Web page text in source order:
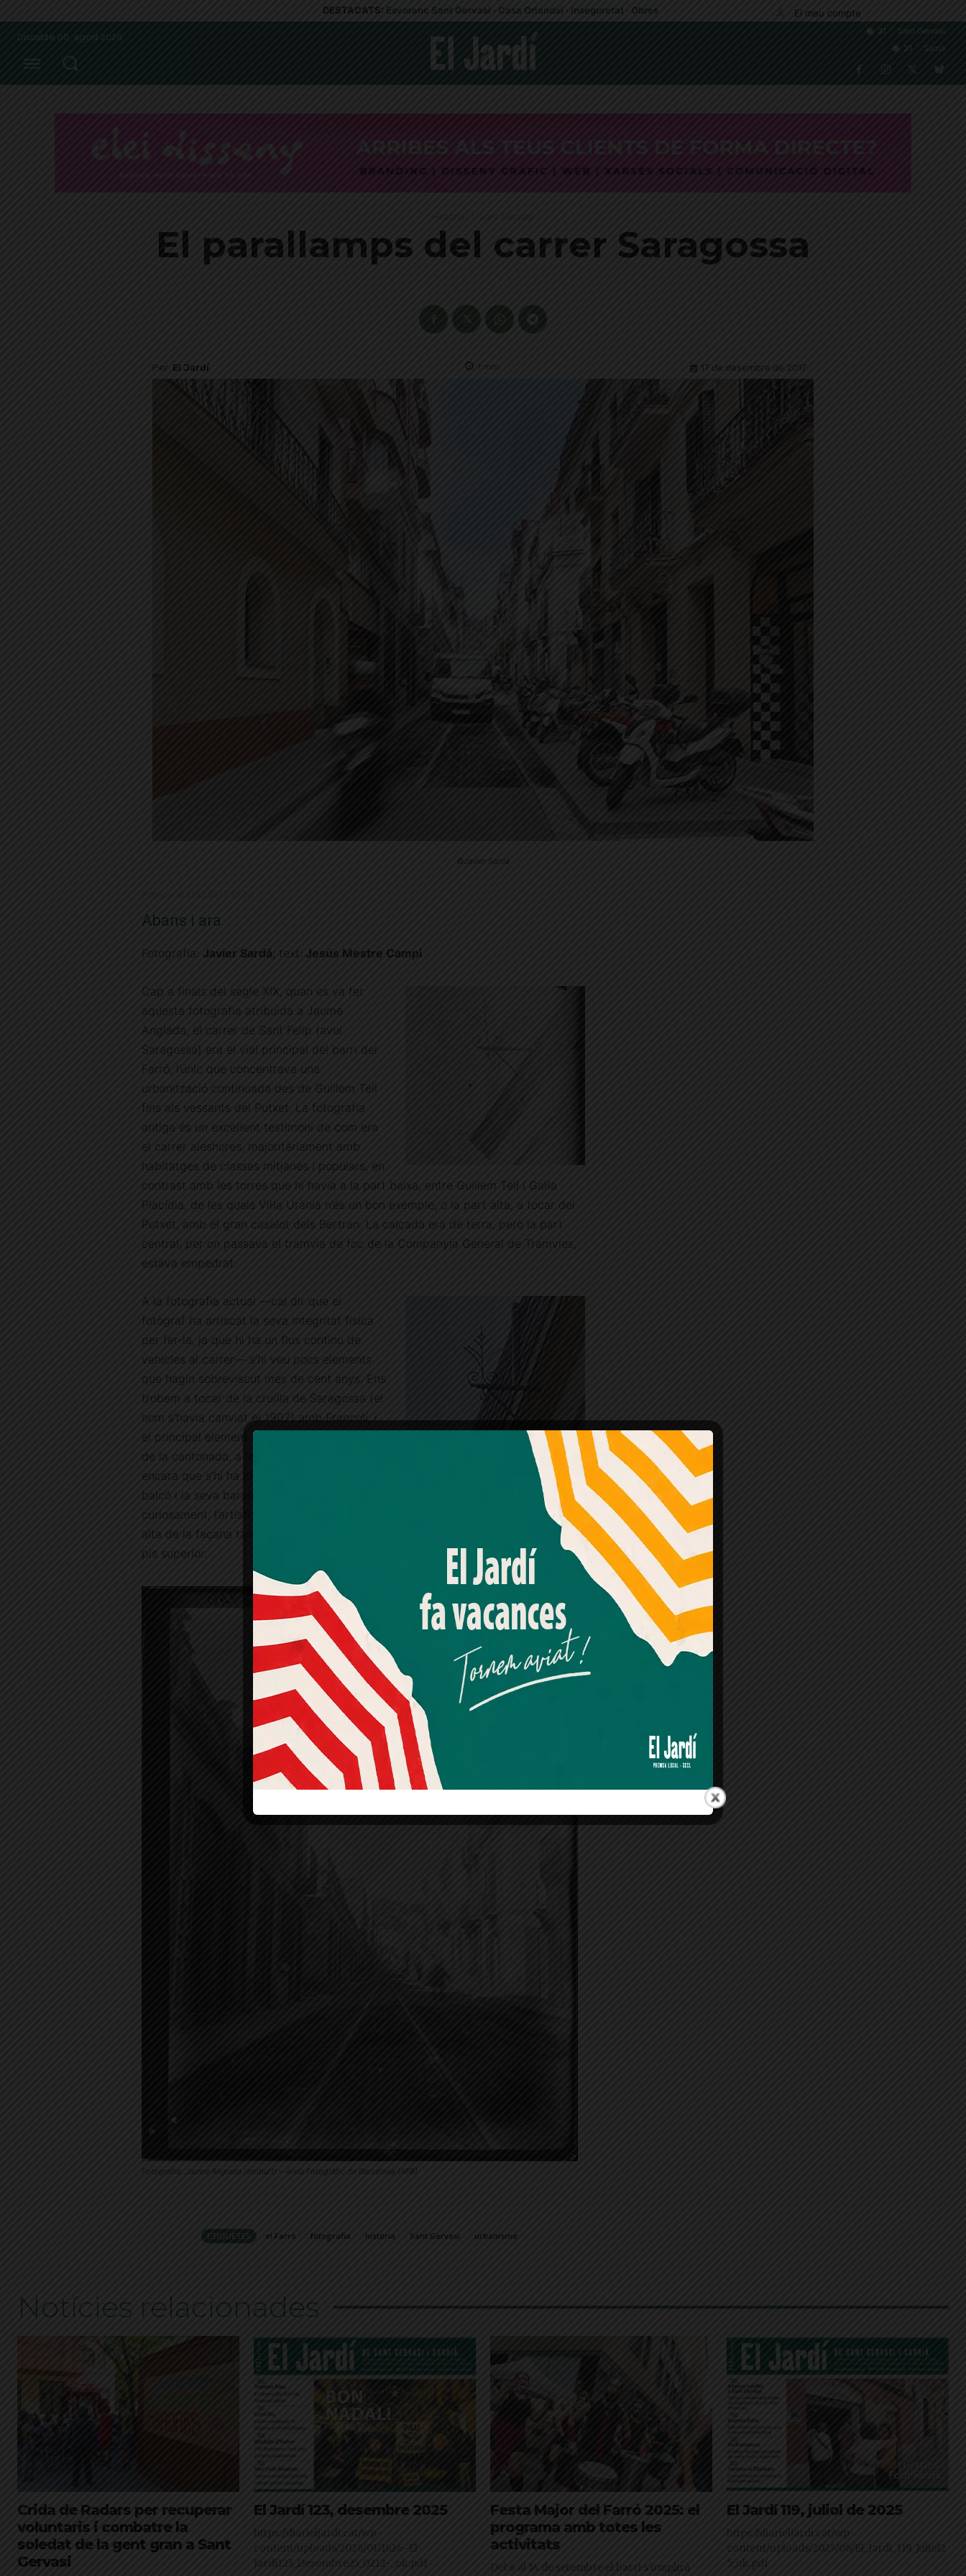
DESTACATS: Esvoranc Sant Gervasi · Casa Orlandai · Inseguretat · Obres El meu compte
Dissabte 08, agost 2026
31
Sant Gervasi
31
Sarrià
El parallamps del carrer Saragossa
Per El Jardí 1 min. 17 de desembre de 2017
©Javier Sardá
Abans i ara
Fotografia: Javier Sardá; text: Jesús Mestre Campi
Cap a finals del segle XIX, quan es va fer
aquesta fotografia atribuïda a Jaume
Anglada, el carrer de Sant Felip (avui
Saragossa) era el vial principal del barri del
Farró, l’únic que concentrava una
urbanització continuada des de Guillem Tell
fins als vessants del Putxet. La fotografia
antiga és un excel·lent testimoni de com era
el carrer aleshores, majoritàriament amb
habitatges de classes mitjanes i populars, en
contrast amb les torres que hi havia a la part baixa, entre Guillem Tell i Gal·la
Placídia, de les quals Vil·la Urània n’és un bon exemple, o la part alta, a tocar del
Putxet, amb el gran casalot dels Bertran. La calçada era de terra, però la part
central, per on passava el tramvia de foc de la Companyia General de Tramvies,
estava empedrat.
objecte de ferro situat a la façana d’una casa,
segurament un parallamps, és un element de
continuïtat que han captat les dues fotografies.
A la fotografia actual —cal dir que el
fotògraf ha arriscat la seva integritat física
per fer-la, ja que hi ha un flux continu de
vehicles al carrer— s’hi veu pocs elements
que hagin sobreviscut més de cent anys. Ens
trobem a tocar de la cruïlla de Saragossa (el
nom s’havia canviat el 1907) amb Francolí, i
el principal element de continuïtat és la casa
de la cantonada, a la dreta i costat de mar,
encara que s’hi ha afegit un pis. Així i tot, el
balcó i la seva barana són els mateixos i,
curiosament, l’artístic parallamps de la part
alta de la façana també es manté, però ara al
pis superior.
Fotografia: Jaume Anglada (atribuït) – Arxiu Fotogràfic de Barcelona (AFB)
ETIQUETES el Farró fotografia història Sant Gervasi urbanisme
Notícies relacionades
Crida de Radars per recuperar
voluntaris i combatre la
soledat de la gent gran a Sant
Gervasi
El Jardí 123, desembre 2025
https://diarieljardi.cat/wp-
content/uploads/2026/01/1626-El-
Jardi123_Desembre25_0212-_ok.pdf
Festa Major del Farró 2025: el
programa amb totes les
activitats
Del 6 al 14 de setembre el barri s'omplirà
El Jardí 119, juliol de 2025
https://diarieljardi.cat/wp-
content/uploads/2025/06/El_Jardi_119_Juliol2
5_ok.pdf
Amb el seu acord, nosaltres fem servir galetes o
tecnologies similars per emmagatzemar, accedir i
processar dades personals com la seva visita a aquest lloc
web. Pot retirar el seu consentiment o oposar-se al
processament de dades basat en interessos legítims en
qualsevol moment fent clic a "Ajustos de cookies" o a la
nostra Política de privacitat en aquest lloc web. Si cliques
"acceptar" dones el teu consentiment
Més informació Acceptar Rebutjar tot
Quan l’usuari crea un compte al Diari el Jardí, dona el seu
consentiment explícit per rebre comunicacions
informatives relacionades amb el servei. Aquest
consentiment pot ser revocat en qualsevol moment
mitjançant l’enllaç de baixa present a tots els correus.